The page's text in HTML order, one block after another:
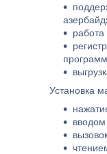
Установка